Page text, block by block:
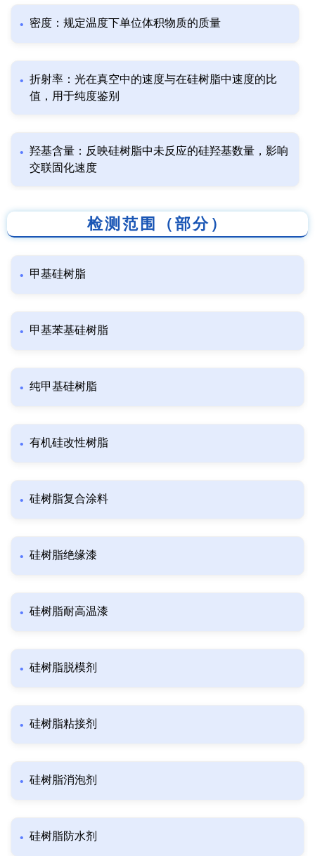
密度：规定温度下单位体积物质的质量
折射率：光在真空中的速度与在硅树脂中速度的比
值，用于纯度鉴别
羟基含量：反映硅树脂中未反应的硅羟基数量，影响
交联固化速度
检测范围（部分）
甲基硅树脂
甲基苯基硅树脂
纯甲基硅树脂
有机硅改性树脂
硅树脂复合涂料
硅树脂绝缘漆
硅树脂耐高温漆
硅树脂脱模剂
硅树脂粘接剂
硅树脂消泡剂
硅树脂防水剂